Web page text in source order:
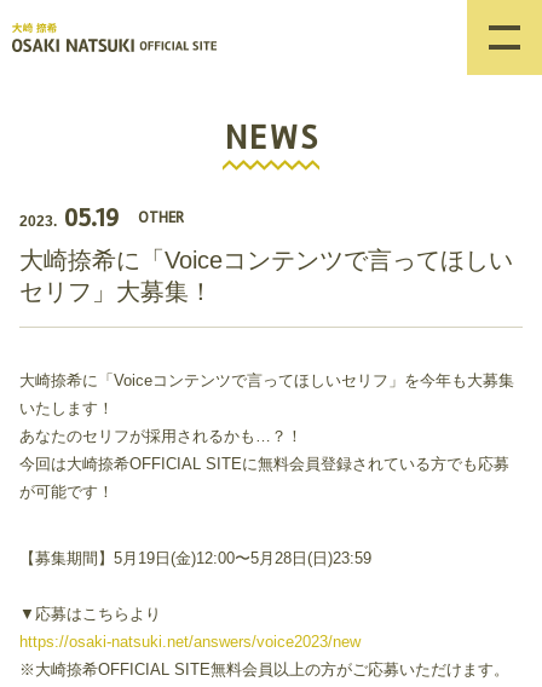
NEWS
2023. 05.19 OTHER
大崎捺希に「Voiceコンテンツで言ってほしい
セリフ」大募集！
大崎捺希に「Voiceコンテンツで言ってほしいセリフ」を今年も大募集
いたします！
あなたのセリフが採用されるかも…？！
今回は大崎捺希OFFICIAL SITEに無料会員登録されている方でも応募
が可能です！
【募集期間】5月19日(金)12:00〜5月28日(日)23:59
▼応募はこちらより
https://osaki-natsuki.net/answers/voice2023/new
※大崎捺希OFFICIAL SITE無料会員以上の方がご応募いただけます。